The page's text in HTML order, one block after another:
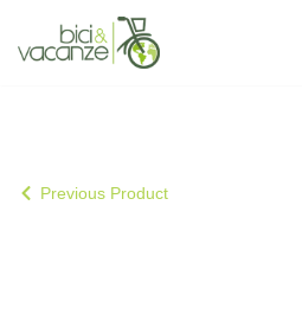
Vai
Previous Product